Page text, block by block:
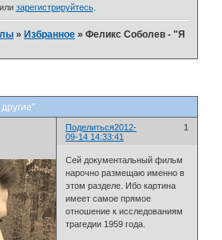
зарегистрируйтесь.
»Избранное »Феликс Соболев - "Я
Поделиться 1
2012-
09-14 14:33:41
Сей документальный фильм
нарочно размещаю именно в
этом разделе. Ибо картина
имеет самое прямое
отношение к исследованиям
трагедии 1959 года.